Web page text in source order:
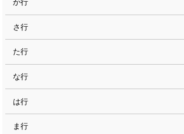
か行
さ行
た行
な行
は行
ま行